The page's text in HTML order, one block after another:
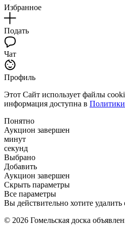
Избранное
Подать
Чат
Профиль
Этот Сайт использует файлы
информация доступна в Политики
Понятно
Аукцион завершен
минут
секунд
Выбрано
Добавить
Аукцион завершен
Скрыть параметры
Все параметры
Вы действительно хотите удалить
© 2026 Гомельская доска